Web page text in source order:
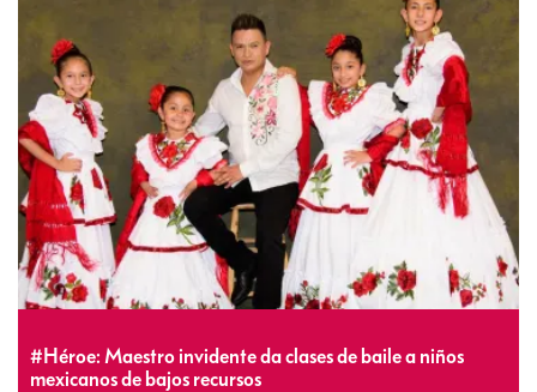
#Héroe: Maestro invidente da clases de baile a niños
mexicanos de bajos recursos